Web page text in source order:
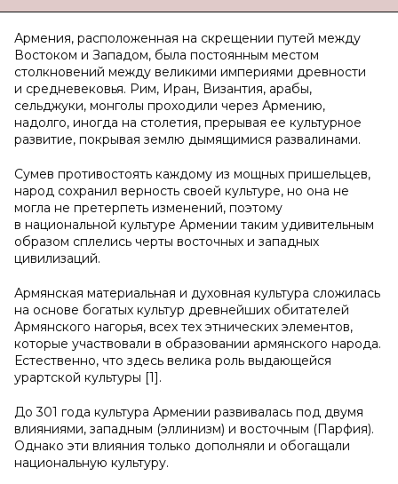
Армения, расположенная на скрещении путей между
Востоком и Западом, была постоянным местом
столкновений между великими империями древности
и средневековья. Рим, Иран, Византия, арабы,
сельджуки, монголы проходили через Армению,
надолго, иногда на столетия, прерывая ее культурное
развитие, покрывая землю дымящимися развалинами.
Сумев противостоять каждому из мощных пришельцев,
народ сохранил верность своей культуре, но она не
могла не претерпеть изменений, поэтому
в национальной культуре Армении таким удивительным
образом сплелись черты восточных и западных
цивилизаций.
Армянская материальная и духовная культура сложилась
на основе богатых культур древнейших обитателей
Армянского нагорья, всех тех этнических элементов,
которые участвовали в образовании армянского народа.
Естественно, что здесь велика роль выдающейся
урартской культуры [1].
До 301 года культура Армении развивалась под двумя
влияниями, западным (эллинизм) и восточным (Парфия).
Однако эти влияния только дополняли и обогащали
национальную культуру.